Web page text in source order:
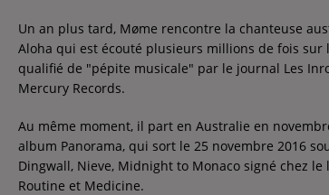
Contact
Contact
Régie Publicitaire
Un an plus tard, Møme rencontre la chanteuse
Aloha qui est écouté plusieurs millions de fois sur
qualifié de "pépite musicale" par le journal Les
Mercury Records.
Au même moment, il part en Australie en
album Panorama, qui sort le 25 novembre 2016
Dingwall, Nieve, Midnight to Monaco signé chez
Routine et Medicine.